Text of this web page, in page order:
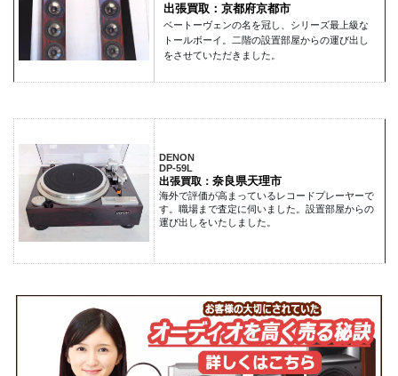
出張買取：京都府京都市
ベートーヴェンの名を冠し、シリーズ最上級な
トールボーイ。二階の設置部屋からの運び出し
をさせていただきました。
DENON
DP-59L
出張買取： 奈良県天理市
海外で評価が高まっているレコードプレーヤーで
す。職場まで査定に伺いました。設置部屋からの
運び出しをいたしました。